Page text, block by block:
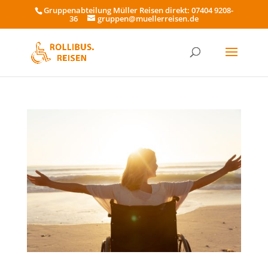
Gruppenabteilung Müller Reisen direkt: 07404 9208-
36 gruppen@muellerreisen.de